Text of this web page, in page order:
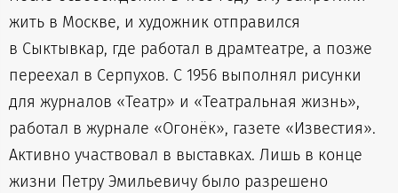
жить в Москве, и художник отправился
в Сыктывкар, где работал в драмтеатре, а позже
переехал в Серпухов. С 1956 выполнял рисунки
для журналов «Театр» и «Театральная жизнь»,
работал в журнале «Огонёк», газете «Известия».
Активно участвовал в выставках. Лишь в конце
жизни Петру Эмильевичу было разрешено